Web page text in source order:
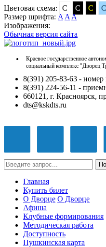
Цветовая схема: C C C
C
Размер шрифта: A A A
Изображения:
Обычная версия сайта
Краевое государственное
социальный комплекс "Дворец
8(391) 205-83-63 - номер
8(391) 224-56-11 -
660121, г. Красноярск,
dts@kskdts.ru
Главная
Купить билет
О Дворце О Дворце
Афиша
Клубные формирования
Методическая работа
Доступность
Пушкинская карта